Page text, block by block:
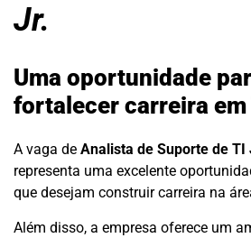
Jr.
Uma oportunidade
fortalecer carreira em
A vaga de Analista de Suporte de TI
representa uma excelente
que desejam construir carreira na
Além disso, a empresa oferece um